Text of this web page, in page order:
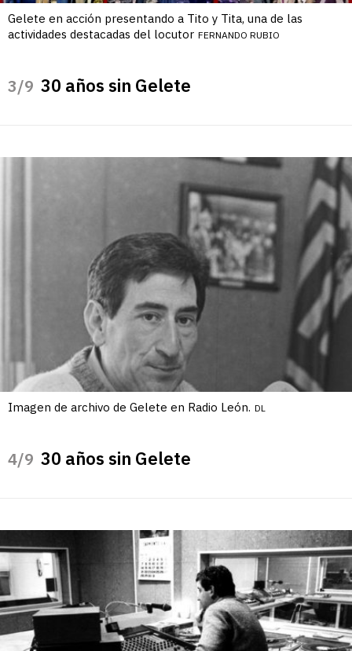
Gelete en acción presentando a Tito y Tita, una de las
actividades destacadas del locutor FERNANDO RUBIO
/9 30 años sin Gelete
Imagen de archivo de Gelete en Radio León. DL
/9 30 años sin Gelete